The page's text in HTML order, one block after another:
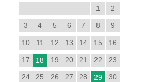
1 2
3 4 5 6 7 8 9
10 11 12 13 14 15 16
17 18 19 20 21 22 23
24 25 26 27 28 29 30